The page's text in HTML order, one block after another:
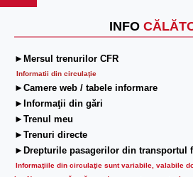
INFO
►Mersul trenurilor CFR
Informatii din circulaţie
►Camere web / tabele informare
►Informaţii din gări
►Trenul meu
►Trenuri directe
►Drepturile pasagerilor din transportul
Informaţiile din circulaţie sunt variabile, valabile